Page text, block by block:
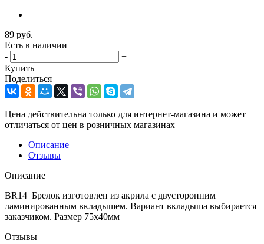
89 руб.
Есть в наличии
-
+
Купить
Поделиться
Цена действительна только для интернет-магазина и может
отличаться от цен в розничных магазинах
Описание
Отзывы
Описание
BR14 Брелок изготовлен из акрила с двусторонним
ламинированным вкладышем. Вариант вкладыша выбирается
заказчиком. Размер 75х40мм
Отзывы